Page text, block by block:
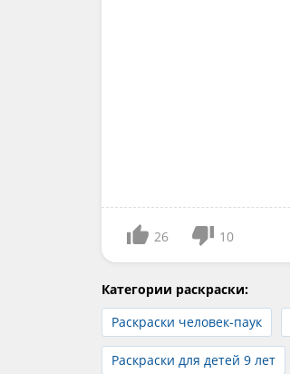
26 10
Категории раскраски:
Раскраски человек-паук
Раскраски для детей 9 лет